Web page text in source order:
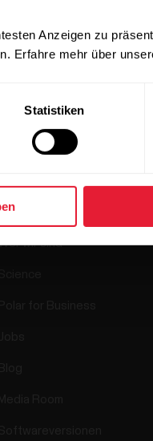
Anzeigen zu
Erfahre mehr über
Statistiken
Polar
wir sind